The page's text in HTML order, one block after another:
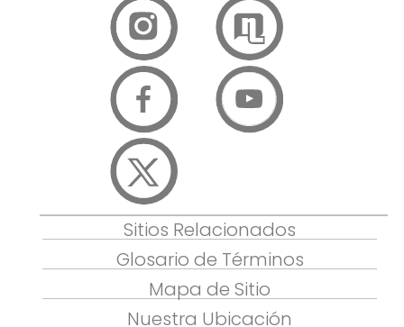
Sitios Relacionados
Glosario de Términos
Mapa de Sitio
Nuestra Ubicación